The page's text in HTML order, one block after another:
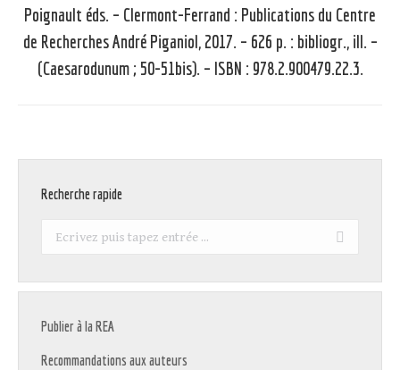
Article
suivant
Poignault éds. – Clermont-Ferrand : Publications du Centre
de Recherches André Piganiol, 2017. – 626 p. : bibliogr., ill. –
(Caesarodunum ; 50-51bis). – ISBN : 978.2.900479.22.3.
Recherche rapide
Recherche
Publier à la REA
Recommandations aux auteurs